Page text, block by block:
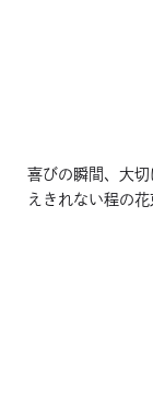
喜びの瞬間、大
えきれない程の